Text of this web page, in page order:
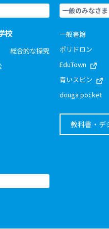
校
総合的な探究
一般のみなさま
一般書籍
ポリドロン
EduTown
青いスピン
douga pocket
教科書・デ